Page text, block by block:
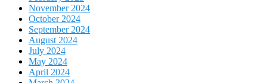
November 2024
October 2024
September 2024
August 2024
July 2024
May 2024
April 2024